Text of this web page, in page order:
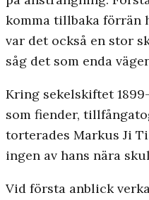
komma tillbaka förrän
var det också en stor
såg det som enda
Kring sekelskiftet
som fiender,
torterades Markus Ji
ingen av hans nära
Vid första anblick